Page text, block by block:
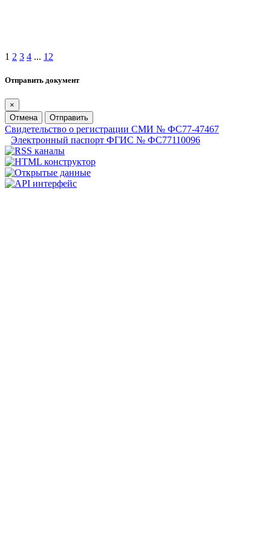
1 2 3 4 ... 12
Отправить документ
×
Отмена
Отправить
Свидетельство о регистрации СМИ № ФС77-47467
Электронный паспорт ФГИС № ФС77110096